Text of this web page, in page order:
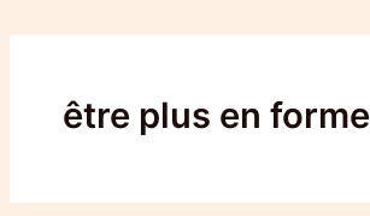
être plus en forme